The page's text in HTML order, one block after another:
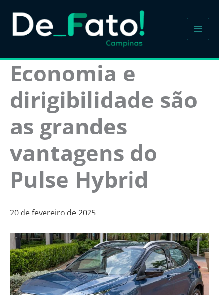
para
Economia e
dirigibilidade são
as grandes
vantagens do
Pulse Hybrid
20 de fevereiro de 2025